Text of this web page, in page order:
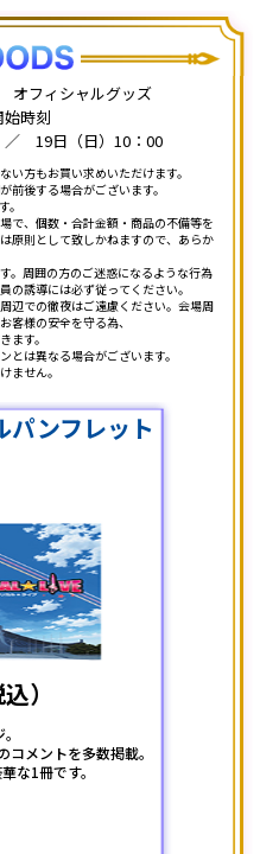
フィシャルグッズ
始時刻
19日（日）10：00
い方もお買い求めいただけます。
前後する場合がございます。
。
で、個数・合計金額・商品の不備等を
原則として致しかねますので、あらか
。周囲の方のご迷惑になるような行為
の誘導には必ず従ってください。
辺での徹夜はご遠慮ください。会場周
客様の安全を守る為、
ます。
とは異なる場合がございます。
ません。
パンフレット
）
メントを多数掲載。
な1冊です。